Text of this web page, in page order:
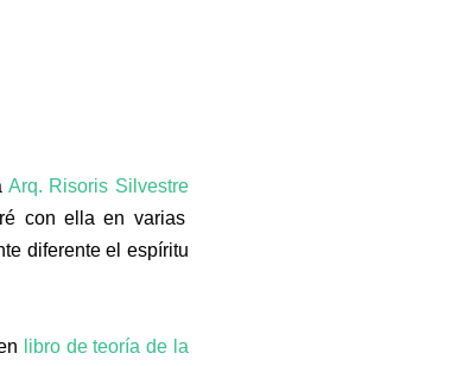
Arq. Risoris Silvestre
con ella en varias
diferente el espíritu
libro de teoría de la